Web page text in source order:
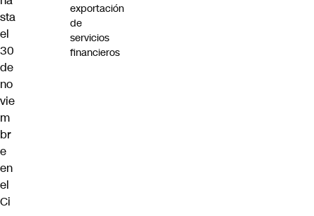
sta
el
30
de
no
vie
m
br
e
en
el
Ci
exportación
de
servicios
financieros